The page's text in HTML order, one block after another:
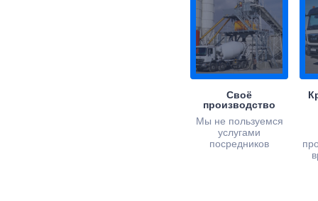
Своё
производство
Мы не пользуемся
услугами
посредников